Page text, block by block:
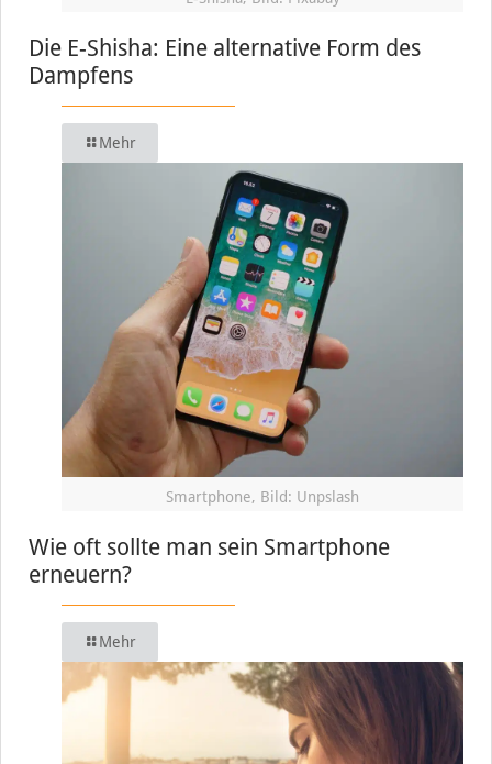
Die E-Shisha: Eine alternative Form des
Dampfens
Mehr
Smartphone, Bild: Unpslash
Wie oft sollte man sein Smartphone
erneuern?
Mehr